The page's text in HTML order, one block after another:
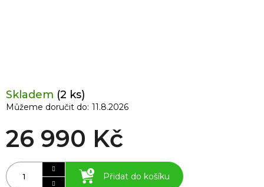
Skladem (2 ks)
Můžeme doručit do: 11.8.2026
26 990 Kč
Přidat do košíku